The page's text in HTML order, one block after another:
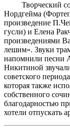
Творческий
Нордгейма
произведение
гусли) и Елена
произведениями
лешим». Звуки
напомнили песни
Никитиной
советского
которая также
собственного
благодарностью
хотели отпускать